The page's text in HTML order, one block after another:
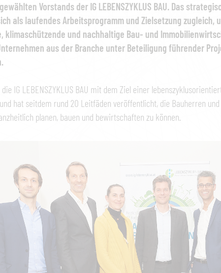
Vorstands der IG LEBENSZYKLUS BAU. Das
als laufendes Arbeitsprogramm und Zielsetzung zugleich,
klimaschützende und nachhaltige Bau- und
aus der Branche unter Beteiligung führender
die IG LEBENSZYKLUS BAU mit dem Ziel einer
hat seitdem rund 20 Leitfäden veröffentlicht, die Bauherren
planen, bauen und bewirtschaften zu können.